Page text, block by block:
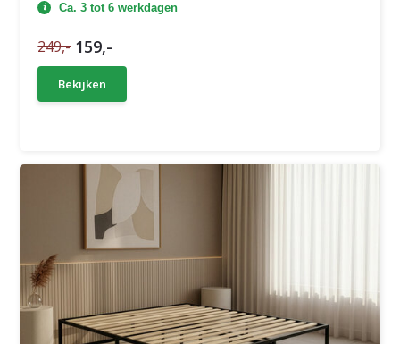
Ca. 3 tot 6 werkdagen
249,- 159,-
Bekijken